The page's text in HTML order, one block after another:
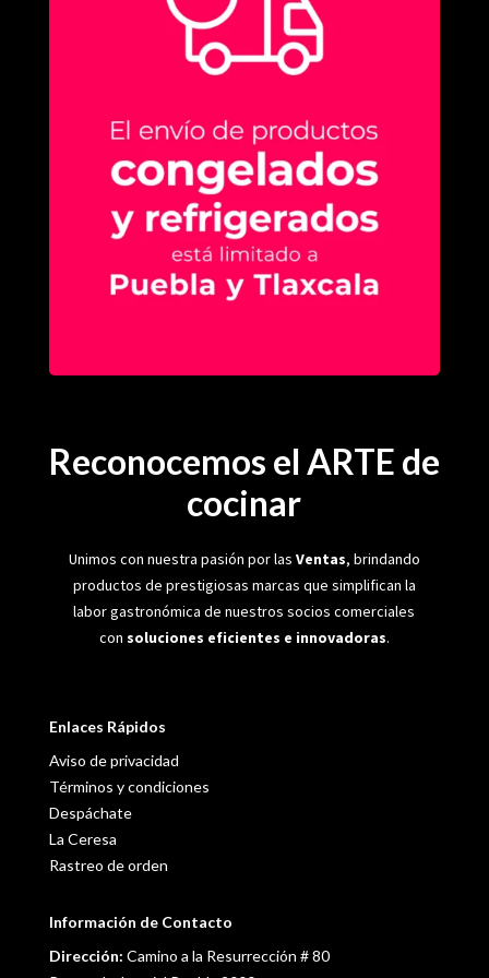
Reconocemos el ARTE de
cocinar
Unimos con nuestra pasión por las Ventas, brindando
productos de prestigiosas marcas que simplifican la
labor gastronómica de nuestros socios comerciales
con soluciones eficientes e innovadoras.
Enlaces Rápidos
Aviso de privacidad
Términos y condiciones
Despáchate
La Ceresa
Rastreo de orden
Información de Contacto
Dirección: Camino a la Resurrección # 80